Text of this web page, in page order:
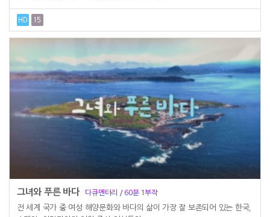
그녀와 푸른 바다 다큐멘터리 / 60분 1부작
전 세계 국가 중 여성 해양문화와 바다의 삶이 가장 잘 보존되어 있는 한국,